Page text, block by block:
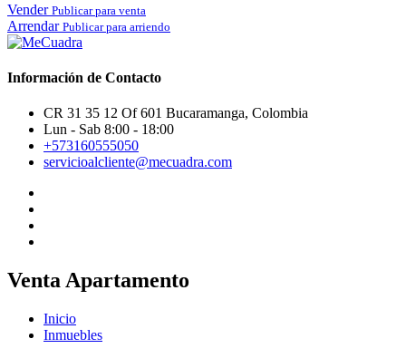
Vender Publicar para venta
Arrendar Publicar para arriendo
Información de Contacto
CR 31 35 12 Of 601 Bucaramanga, Colombia
Lun - Sab 8:00 - 18:00
+573160555050
servicioalcliente@mecuadra.com
Venta Apartamento
Inicio
Inmuebles